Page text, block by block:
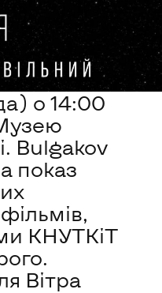
о 14:00
Bulgakov
показ
КНУТКіТ
Вітра